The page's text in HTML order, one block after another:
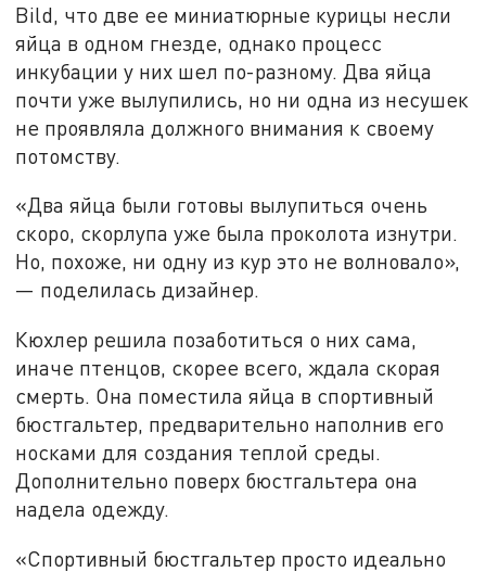
Bild, что две ее миниатюрные курицы несли
яйца в одном гнезде, однако процесс
инкубации у них шел по-разному. Два яйца
почти уже вылупились, но ни одна из несушек
не проявляла должного внимания к своему
потомству.
«Два яйца были готовы вылупиться очень
скоро, скорлупа уже была проколота изнутри.
Но, похоже, ни одну из кур это не волновало»,
— поделилась дизайнер.
Кюхлер решила позаботиться о них сама,
иначе птенцов, скорее всего, ждала скорая
смерть. Она поместила яйца в спортивный
бюстгальтер, предварительно наполнив его
носками для создания теплой среды.
Дополнительно поверх бюстгальтера она
надела одежду.
«Спортивный бюстгальтер просто идеально